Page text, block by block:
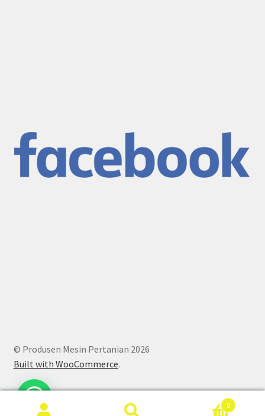
© Produsen Mesin Pertanian 2026
Built with WooCommerce.
0